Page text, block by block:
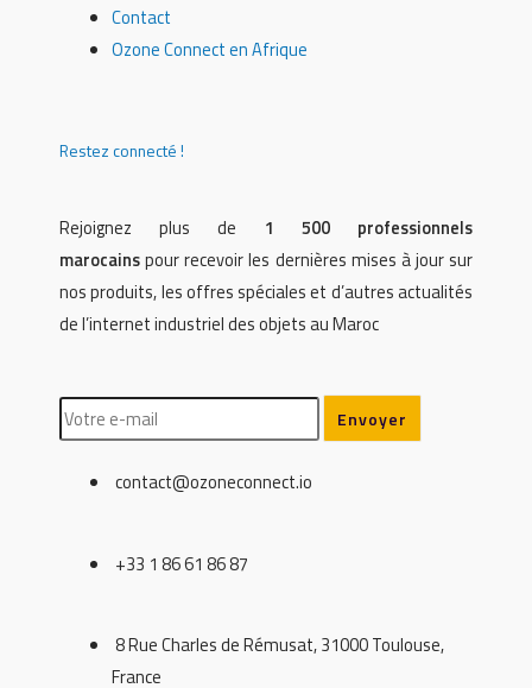
Contact
Ozone Connect en Afrique
Restez connecté !
Rejoignez plus de 1 500 professionnels
marocainspour recevoir les dernières mises à jour sur
nos produits, les offres spéciales et d’autres actualités
de l’internet industriel des objets au Maroc
contact@ozoneconnect.io
+33 1 86 61 86 87
8 Rue Charles de Rémusat, 31000 Toulouse,
France